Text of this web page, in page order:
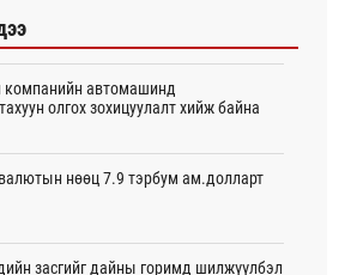
автомашинд
олгох зохицуулалт хийж байна
нөөц 7.9 тэрбум ам.долларт
засгийг дайны горимд шилжүүлбэл